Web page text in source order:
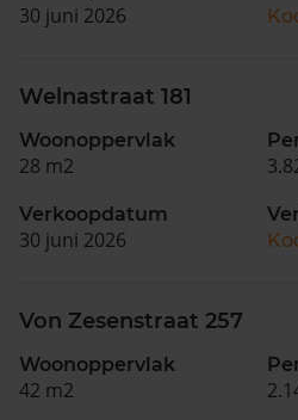
30 juni 2026
Welnastraat 181
Woonoppervlak
28 m2
Verkoopdatum
30 juni 2026
Von Zesenstraat 257
Woonoppervlak
42 m2